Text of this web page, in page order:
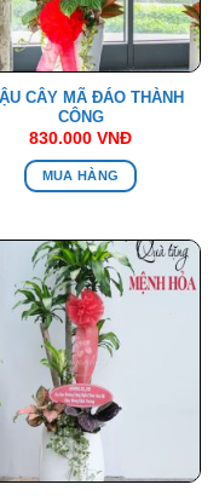
CÂY MÃ ĐÁO THÀNH
CÔNG
830.000 VNĐ
MUA HÀNG